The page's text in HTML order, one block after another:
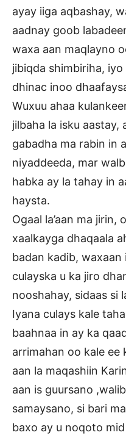
ayay iiga aqbashay,
aadnay goob
waxa aan maqlayno
jibiqda shimbiriha,
dhinac inoo
Wuxuu ahaa
jilbaha la isku aastay,
gabadha ma rabin in
niyaddeeda, mar
habka ay la tahay in
haysta.
Ogaal la’aan ma jirin,
xaalkayga dhaqaala
badan kadib, waxaan
culayska u ka jiro
nooshahay, sidaas si
Iyana culays kale
baahnaa in ay ka
arrimahan oo kale ee
aan la maqashiin
aan is guursano
samaysano, si bari
baxo ay u noqoto